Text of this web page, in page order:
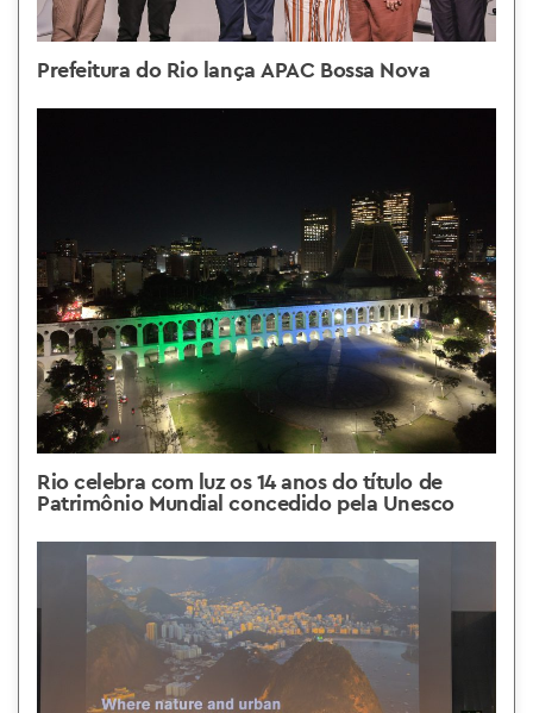
Prefeitura do Rio lança APAC Bossa Nova
Rio celebra com luz os 14 anos do título de
Patrimônio Mundial concedido pela Unesco